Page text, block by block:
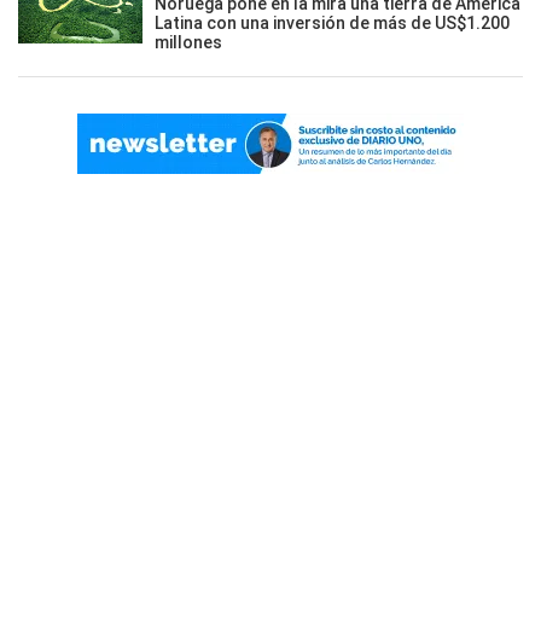
Latina con una inversión de más de US$1.200
millones